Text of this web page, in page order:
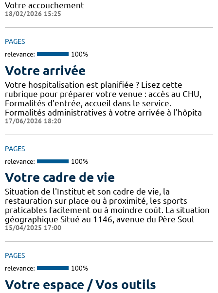
Votre accouchement
18/02/2026 15:25
PAGES
relevance: 100%
Votre arrivée
Votre hospitalisation est planifiée ? Lisez cette
rubrique pour préparer votre venue : accès au CHU,
Formalités d'entrée, accueil dans le service.
Formalités administratives à votre arrivée à l'hôpita
17/06/2026 18:20
PAGES
relevance: 100%
Votre cadre de vie
Situation de l'Institut et son cadre de vie, la
restauration sur place ou à proximité, les sports
praticables facilement ou à moindre coût. La situation
géographique Situé au 1146, avenue du Père Soul
15/04/2025 17:00
PAGES
relevance: 100%
Votre espace / Vos outils